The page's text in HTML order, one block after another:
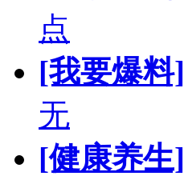
点
[我要爆料]
无
[健康养生]